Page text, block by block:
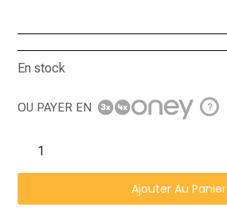
En stock
OU PAYER EN ?
Ajouter Au Panier